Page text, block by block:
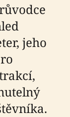
jeho